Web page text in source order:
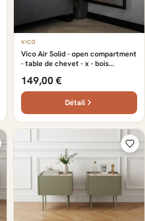
VICO
Vico Air Solid - open compartment
- table de chevet - x - bois
149,00 €
Détail